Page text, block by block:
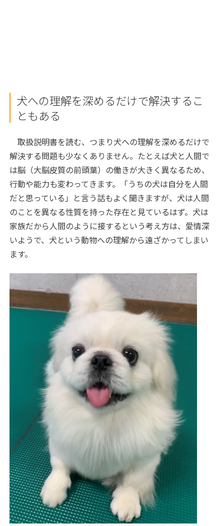
犬への理解を深めるだけで解決するこ
ともある
取扱説明書を読む、つまり犬への理解を深めるだけで
解決する問題も少なくありません。たとえば犬と人間で
は脳（大脳皮質の前頭葉）の働きが大きく異なるため、
行動や能力も変わってきます。「うちの犬は自分を人間
だと思っている」と言う話もよく聞きますが、犬は人間
のことを異なる性質を持った存在と見ているはず。犬は
家族だから人間のように接するという考え方は、愛情深
いようで、犬という動物への理解から遠ざかってしまい
ます。